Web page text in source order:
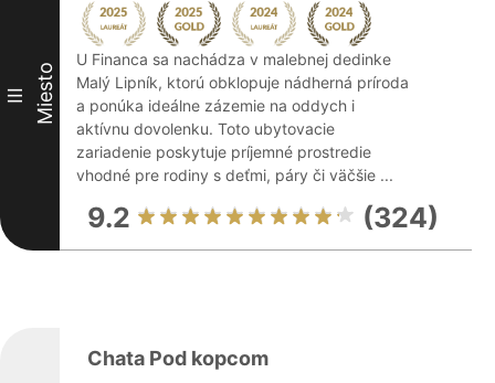
III Miesto
U Financa sa nachádza v malebnej dedinke
Malý Lipník, ktorú obklopuje nádherná príroda
a ponúka ideálne zázemie na oddych i
aktívnu dovolenku. Toto ubytovacie
zariadenie poskytuje príjemné prostredie
vhodné pre rodiny s deťmi, páry či väčšie ...
9.2 (324)
Chata Pod kopcom